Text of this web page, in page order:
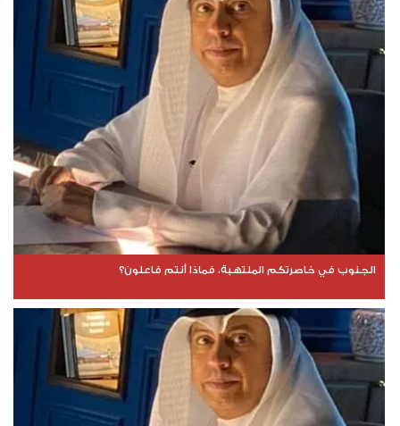
الجنوب في خاصرتكم الملتهبة، فماذا أنتم فاعلون؟